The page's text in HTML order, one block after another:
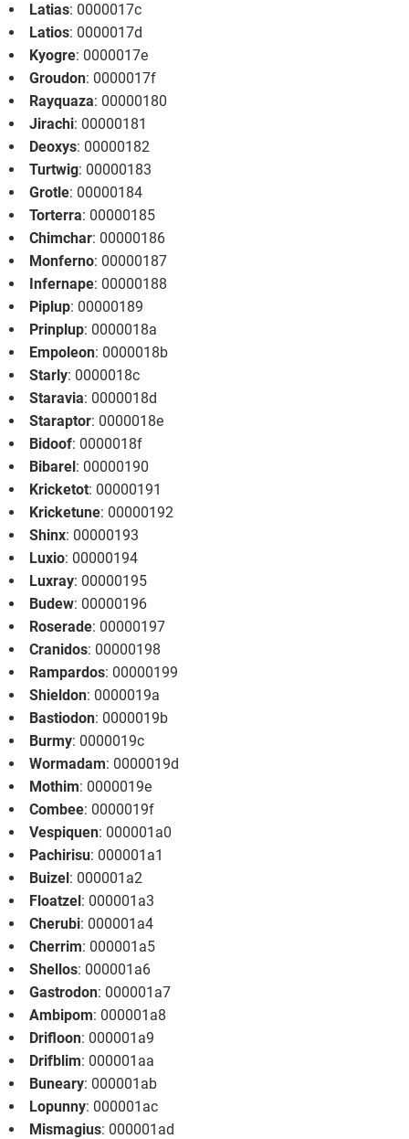
Latias: 0000017c
Latios: 0000017d
Kyogre: 0000017e
Groudon: 0000017f
Rayquaza: 00000180
Jirachi: 00000181
Deoxys: 00000182
Turtwig: 00000183
Grotle: 00000184
Torterra: 00000185
Chimchar: 00000186
Monferno: 00000187
Infernape: 00000188
Piplup: 00000189
Prinplup: 0000018a
Empoleon: 0000018b
Starly: 0000018c
Staravia: 0000018d
Staraptor: 0000018e
Bidoof: 0000018f
Bibarel: 00000190
Kricketot: 00000191
Kricketune: 00000192
Shinx: 00000193
Luxio: 00000194
Luxray: 00000195
Budew: 00000196
Roserade: 00000197
Cranidos: 00000198
Rampardos: 00000199
Shieldon: 0000019a
Bastiodon: 0000019b
Burmy: 0000019c
Wormadam: 0000019d
Mothim: 0000019e
Combee: 0000019f
Vespiquen: 000001a0
Pachirisu: 000001a1
Buizel: 000001a2
Floatzel: 000001a3
Cherubi: 000001a4
Cherrim: 000001a5
Shellos: 000001a6
Gastrodon: 000001a7
Ambipom: 000001a8
Drifloon: 000001a9
Drifblim: 000001aa
Buneary: 000001ab
Lopunny: 000001ac
Mismagius: 000001ad